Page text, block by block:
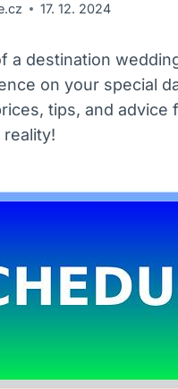
17. 12. 2024
a destination
on your special
tips, and advice
reality!